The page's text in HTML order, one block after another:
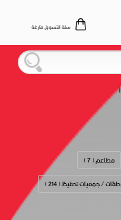
سلة التسوق فارغة
مطاعم ( 7 )
حلقات / جمعيات تحفيظ ( 214 )